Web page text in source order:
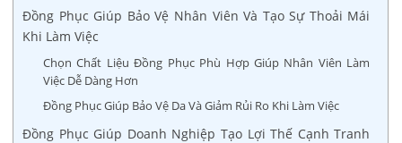
Đồng Phục Giúp Bảo Vệ Nhân Viên Và Tạo Sự Thoải Mái
Khi Làm Việc
Chọn Chất Liệu Đồng Phục Phù Hợp Giúp Nhân Viên Làm
Việc Dễ Dàng Hơn
Đồng Phục Giúp Bảo Vệ Da Và Giảm Rủi Ro Khi Làm Việc
Đồng Phục Giúp Doanh Nghiệp Tạo Lợi Thế Cạnh Tranh